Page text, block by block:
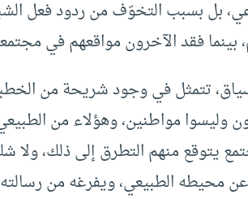
بل بسبب التخوّف من ردود فعل
فقد الآخرون مواقعهم في
تتمثل في وجود شريحة من
وليسوا مواطنين، وهؤلاء من
يتوقع منهم التطرق إلى ذلك،
محيطه الطبيعي، ويفرغه من